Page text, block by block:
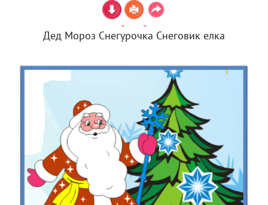
Дед Мороз Снегурочка Снеговик елка